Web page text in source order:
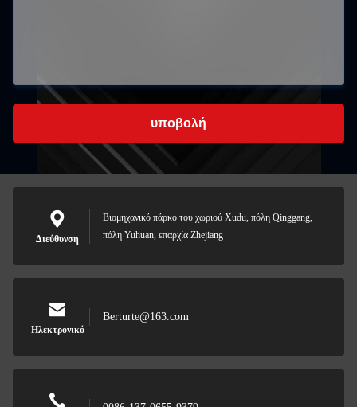
υποβολή
Διεύθυνση
Βιομηχανικό πάρκο του χωριού Xudu, πόλη Qinggang,
πόλη Yuhuan, επαρχία Zhejiang
Ηλεκτρονικό
Berturte@163.com